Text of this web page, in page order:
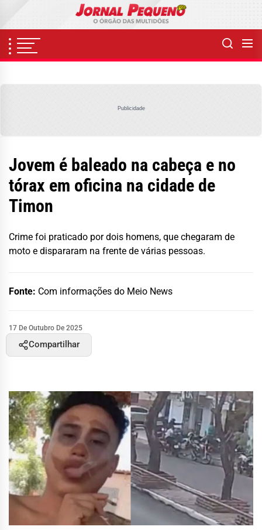
content
Publicidade
Jovem é baleado na cabeça e no
tórax em oficina na cidade de
Timon
Crime foi praticado por dois homens, que chegaram de
moto e dispararam na frente de várias pessoas.
Fonte: Com informações do Meio News
17 De Outubro De 2025
Compartilhar